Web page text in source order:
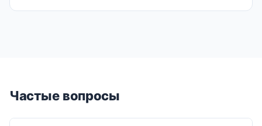
Частые вопросы